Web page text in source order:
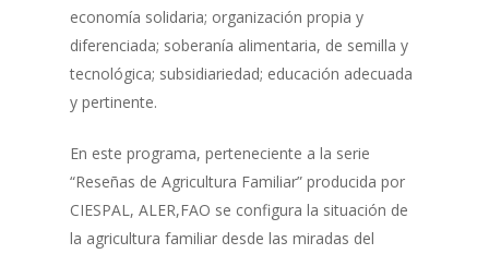
economía solidaria; organización propia y
diferenciada; soberanía alimentaria, de semilla y
tecnológica; subsidiariedad; educación adecuada
y pertinente.
En este programa, perteneciente a la serie
“Reseñas de Agricultura Familiar” producida por
CIESPAL, ALER,FAO se configura la situación de
la agricultura familiar desde las miradas del